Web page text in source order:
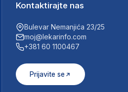
Kontaktirajte nas
Bulevar Nemanjića 23/25
moj@lekarinfo.com
+381 60 1100467
Prijavite se